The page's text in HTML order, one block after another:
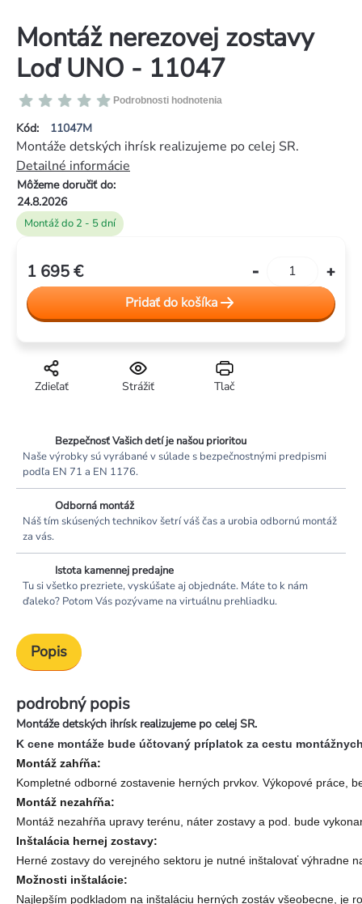
Montáž nerezovej zostavy
Loď UNO - 11047
Kód: 11047M
Priemerné
hodnotenie
produktu
je
0,0
z
5
hviezdičiek.
Podrobnosti hodnotenia
Montáž do 2 - 5 dní
Môžeme doručiť do:
24.8.2026
Montáže detských ihrísk realizujeme po celej SR.
Detailné informácie
Tlač
Strážiť
Zdieľať
1 695 €
cena:Pridať do košíka
Bezpečnosť Vašich detí je našou prioritou
Naše výrobky sú vyrábané v súlade s bezpečnostnými predpismi
podľa EN 71 a EN 1176.
Odborná montáž
Náš tím skúsených technikov šetrí váš čas a urobia odbornú montáž
za vás.
Istota kamennej predajne
Tu si všetko prezriete, vyskúšate aj objednáte. Máte to k nám
ďaleko? Potom Vás pozývame na virtuálnu prehliadku.
Popis
podrobný popis
Montáže detských ihrísk realizujeme po celej SR.
K cene montáže bude účtovaný príplatok za cestu
Montáž zahŕňa:
Kompletné odborné zostavenie herných prvkov. Výkopové práce,
Montáž nezahŕňa:
Montáž nezahŕňa upravy terénu, náter zostavy a pod. bude
Inštalácia hernej zostavy:
Herné zostavy do verejného sektoru je nutné inštalovať výhradne
Možnosti inštalácie:
Najlepším podkladom na inštaláciu herných zostáv všeobecne, je